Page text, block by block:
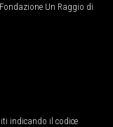
Un Raggio di
indicando il codice